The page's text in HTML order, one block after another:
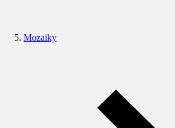
Mozaiky